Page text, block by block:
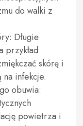
do walki z
Długie
przykład
skórę i
infekcje.
obuwia:
powietrza i